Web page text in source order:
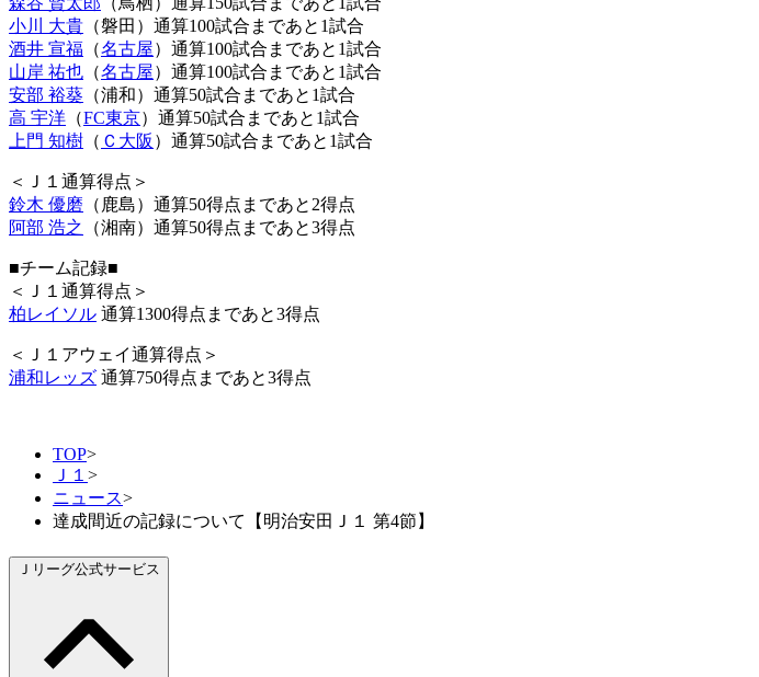
小川 大貴 （磐田）通算100試合まであと1試合
酒井 宣福 （名古屋）通算100試合まであと1試合
山岸 祐也 （名古屋）通算100試合まであと1試合
安部 裕葵 （浦和）通算50試合まであと1試合
高 宇洋 （FC東京）通算50試合まであと1試合
上門 知樹 （ Ｃ大阪 ）通算50試合まであと1試合
＜Ｊ１通算得点＞
鈴木 優磨 （鹿島）通算50得点まであと2得点
阿部 浩之
（湘南）通算50得点まであと3得点
■チーム記録■
＜Ｊ１通算得点＞
柏レイソル 通算1300得点まであと3得点
＜Ｊ１アウェイ通算得点＞
浦和レッズ 通算750得点まであと3得点
TOP>
Ｊ１ >
ニュース>
達成間近の記録について【明治安田Ｊ１ 第4節】
Ｊリーグ公式サービス